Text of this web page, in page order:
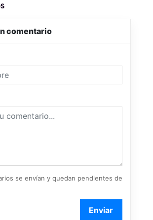
comentario
se envían y quedan pendientes de
Enviar